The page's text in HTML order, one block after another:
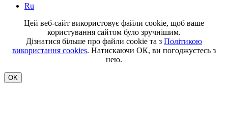
Ru
Цей веб-сайт використовує файли cookie, щоб ваше
користування сайтом було зручнішим.
Дізнатися більше про файли cookie та з Політикою
використання cookies. Натискаючи ОК, ви погоджуєтесь з
нею.
OK